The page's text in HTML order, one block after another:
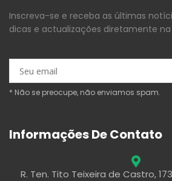
Inscreva-se e receba as últimas
dicas e actualizações diretamente
* Não se preocupe, não enviamos spam.
Informações De Contato
R. Ten. Tito Teixeira de Castro,